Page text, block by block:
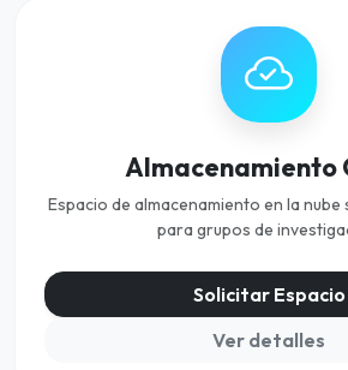
Almacenamiento
Espacio de almacenamiento en la
para grupos de
Solicitar Espacio
Ver detalles